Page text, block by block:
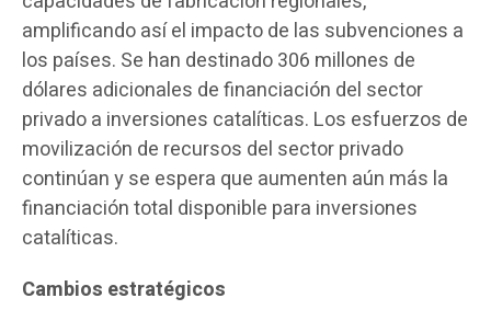
amplificando así el impacto de las subvenciones a
los países. Se han destinado 306 millones de
dólares adicionales de financiación del sector
privado a inversiones catalíticas. Los esfuerzos de
movilización de recursos del sector privado
continúan y se espera que aumenten aún más la
financiación total disponible para inversiones
catalíticas.
Cambios estratégicos